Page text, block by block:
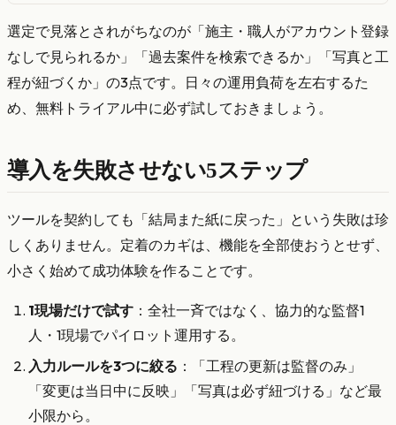
選定で見落とされがちなのが「施主・職人がアカウント登録
なしで見られるか」「過去案件を検索できるか」「写真と工
程が紐づくか」の3点です。日々の運用負荷を左右するた
め、無料トライアル中に必ず試しておきましょう。
導入を失敗させない5ステップ
ツールを契約しても「結局また紙に戻った」という失敗は珍
しくありません。定着のカギは、機能を全部使おうとせず、
小さく始めて成功体験を作ることです。
1現場だけで試す ：全社一斉ではなく、協力的な監督1
人・1現場でパイロット運用する。
入力ルールを3つに絞る ：「工程の更新は監督のみ」
「変更は当日中に反映」「写真は必ず紐づける」など最
小限から。